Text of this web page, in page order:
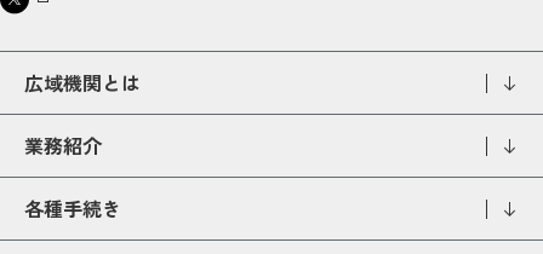
広域機関とは
業務紹介
各種手続き